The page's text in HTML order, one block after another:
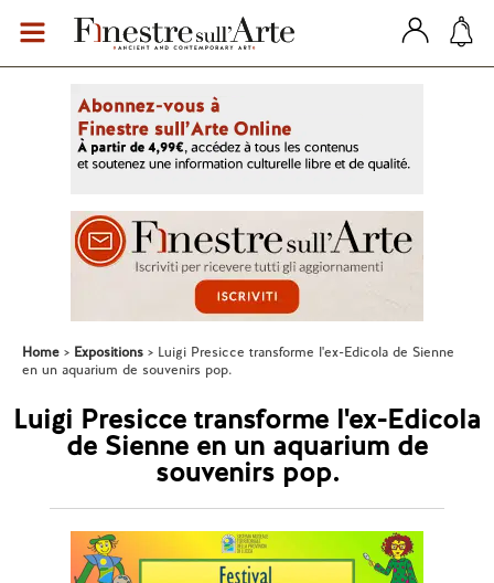
Home Expositions
Luigi Presicce transforme l'ex-Edicola de Sienne
en un aquarium de souvenirs pop.
Luigi Presicce transforme l'ex-Edicola
de Sienne en un aquarium de
souvenirs pop.